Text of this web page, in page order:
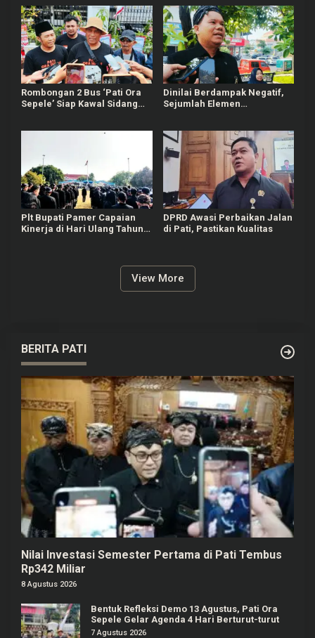
Rombongan 2 Bus ‘Pati Ora
Sepele’ Siap Kawal Sidang
Dinilai Berdampak Negatif,
Sejumlah Elemen
Plt Bupati Pamer Capaian
Kinerja di Hari Ulang Tahun
DPRD Awasi Perbaikan Jalan
di Pati, Pastikan Kualitas
View More
BERITA PATI
Nilai Investasi Semester Pertama di Pati Tembus
Rp342 Miliar
8 Agustus 2026
Bentuk Refleksi Demo 13 Agustus, Pati Ora
Sepele Gelar Agenda 4 Hari Berturut-turut
7 Agustus 2026